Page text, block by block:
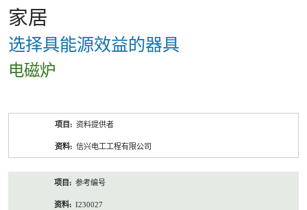
家居
选择具能源效益的器具
电磁炉
资料提供者
信兴电工工程有限公司
参考编号
I230027